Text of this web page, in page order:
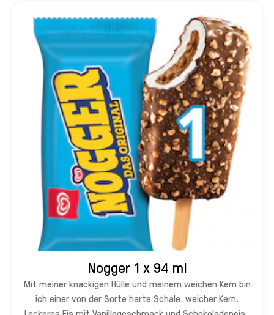
Nogger 1 x 94 ml
Mit meiner knackigen Hülle und meinem weichen Kern bin
ich einer von der Sorte harte Schale, weicher Kern.